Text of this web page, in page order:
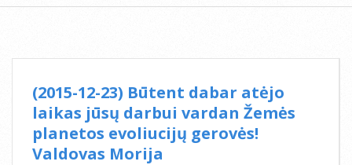
(2015-12-23) Būtent dabar atėjo
laikas jūsų darbui vardan Žemės
planetos evoliucijų gerovės!
Valdovas Morija